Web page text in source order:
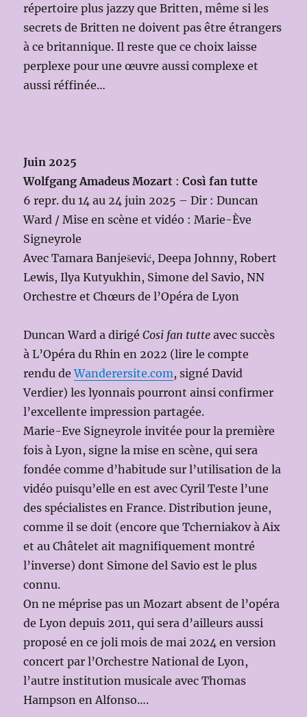
répertoire plus jazzy que Britten, même si les
secrets de Britten ne doivent pas être étrangers
à ce britannique. Il reste que ce choix laisse
perplexe pour une œuvre aussi complexe et
aussi réffinée…
Juin 2025
Wolfgang Amadeus Mozart :Così fan tutte
6 repr. du 14 au 24 juin 2025 – Dir : Duncan
Ward / Mise en scène et vidéo : Marie-Ève
Signeyrole
Avec Tamara Banješević, Deepa Johnny, Robert
Lewis, Ilya Kutyukhin, Simone del Savio, NN
Orchestre et Chœurs de l’Opéra de Lyon
Duncan Ward a dirigéCosi fan tutteavec succès
à L’Opéra du Rhin en 2022 (lire le compte
rendu deWanderersite.com, signé David
Verdier) les lyonnais pourront ainsi confirmer
l’excellente impression partagée.
Marie-Eve Signeyrole invitée pour la première
fois à Lyon, signe la mise en scène, qui sera
fondée comme d’habitude sur l’utilisation de la
vidéo puisqu’elle en est avec Cyril Teste l’une
des spécialistes en France. Distribution jeune,
comme il se doit (encore que Tcherniakov à Aix
et au Châtelet ait magnifiquement montré
l’inverse) dont Simone del Savio est le plus
connu.
On ne méprise pas un Mozart absent de l’opéra
de Lyon depuis 2011, qui sera d’ailleurs aussi
proposé en ce joli mois de mai 2024 en version
concert par l’Orchestre National de Lyon,
l’autre institution musicale avec Thomas
Hampson en Alfonso….